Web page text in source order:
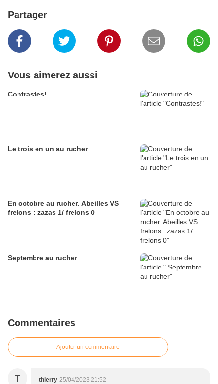
Partager
Vous aimerez aussi
Contrastes!
Le trois en un au rucher
En octobre au rucher. Abeilles VS
frelons : zazas 1/ frelons 0
Septembre au rucher
Commentaires
Ajouter un commentaire
T thierry 25/04/2023 21:52